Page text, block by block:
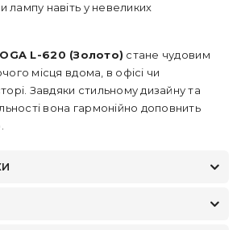
лампу навіть у невеликих
L-620 (Золото) стане чудовим
місця вдома, в офісі чи
Завдяки стильному дизайну та
вона гармонійно доповнить